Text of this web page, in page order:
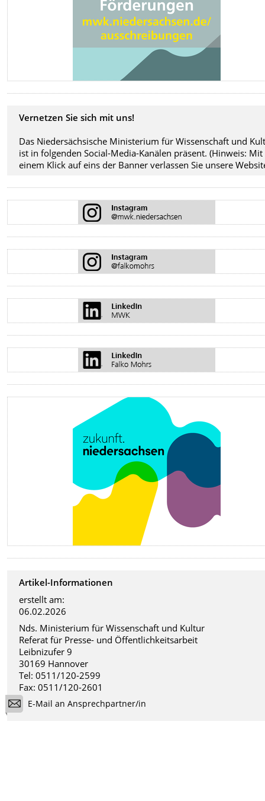
Vernetzen Sie sich mit uns!
Das Niedersächsische Ministerium für Wissenschaft und
ist in folgenden Social-Media-Kanälen präsent. (Hinweis: Mit
einem Klick auf eins der Banner verlassen Sie unsere
Artikel-Informationen
erstellt am:
06.02.2026
Nds. Ministerium für Wissenschaft und Kultur
Referat für Presse- und Öffentlichkeitsarbeit
Leibnizufer 9
30169 Hannover
Tel: 0511/120-2599
Fax: 0511/120-2601
E-Mail an Ansprechpartner/in